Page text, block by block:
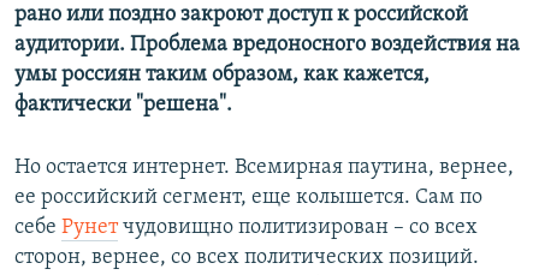
рано или поздно закроют доступ к российской
аудитории. Проблема вредоносного воздействия на
умы россиян таким образом, как кажется,
фактически "решена".
Но остается интернет. Всемирная паутина, вернее,
ее российский сегмент, еще колышется. Сам по
себе Рунетчудовищно политизирован – со всех
сторон, вернее, со всех политических позиций.